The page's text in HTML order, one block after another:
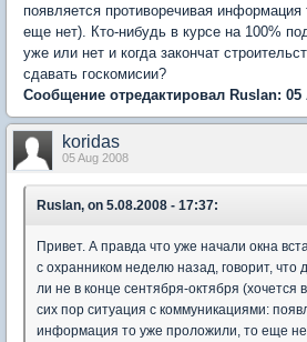
появляется противоречивая
еще нет). Кто-нибудь в курсе на 100%
уже или нет и когда закончат
сдавать госкомисии?
Сообщение отредактировал Ruslan: 05
koridas
05 Aug 2008
Ruslan, on 5.08.2008 - 17:37:
Привет. А правда что уже начали окна
с охранником неделю назад, говорит, что
ли не в конце сентября-октября (хочется
сих пор ситуация с коммуникациями:
информация то уже проложили, то еще